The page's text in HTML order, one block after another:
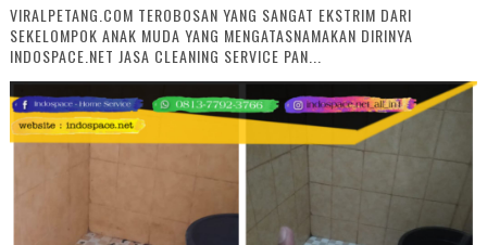
VIRALPETANG.COM TEROBOSAN YANG SANGAT EKSTRIM DARI
SEKELOMPOK ANAK MUDA YANG MENGATASNAMAKAN DIRINYA
INDOSPACE.NET JASA CLEANING SERVICE PAN...